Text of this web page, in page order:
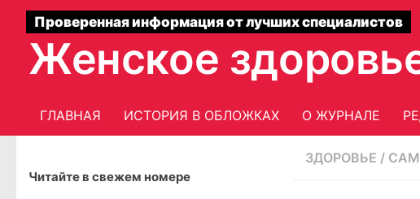
Проверенная информация от лучших специалистов
Женское
ГЛАВНАЯ ИСТОРИЯ В ОБЛОЖКАХ О ЖУРНАЛЕ
ЗДОРОВЬЕ /
Читайте в свежем номере